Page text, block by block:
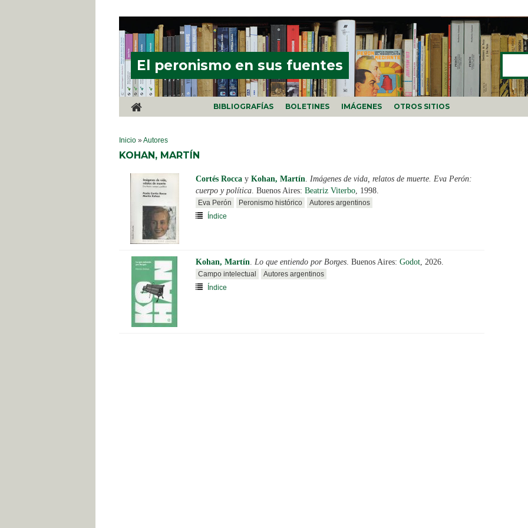
El peronismo en sus fuentes
Buscar
BIBLIOGRAFÍAS BOLETINES IMÁGENES OTROS SITIOS
SE ENCUENTRA USTED AQUÍ
Inicio »Autores
KOHAN, MARTÍN
Cortés Rocca y Kohan, Martín. Imágenes de vida, relatos de muerte. Eva Perón:
cuerpo y política. Buenos Aires: Beatriz Viterbo, 1998.
Eva Perón Peronismo histórico
Autores argentinos
Índice
Kohan, Martín. Lo que entiendo por Borges. Buenos Aires: Godot, 2026.
Campo intelectual
Autores argentinos
Índice